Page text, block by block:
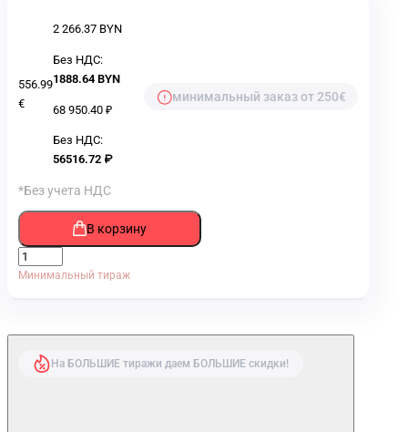
556.99
€
2 266.37 BYN
Без НДС:
1888.64 BYN
68 950.40 ₽
Без НДС:
56516.72 ₽
минимальный заказ от 250€
*Без учета НДС
В корзину
Минимальный тираж
На БОЛЬШИЕ тиражи даем БОЛЬШИЕ скидки!